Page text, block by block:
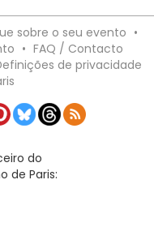
sobre o seu evento •
• FAQ / Contacto
de privacidade
do
de Paris: